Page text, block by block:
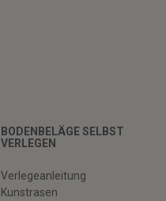
BODENBELÄGE SELBST
VERLEGEN
Verlegeanleitung
Kunstrasen